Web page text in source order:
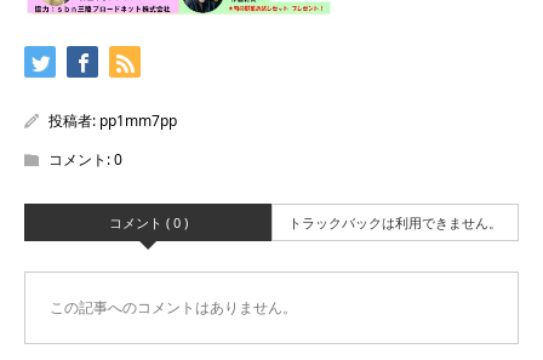
投稿者: pp1mm7pp
コメント:0
コメント ( 0 ) トラックバックは利用できません。
この記事へのコメントはありません。